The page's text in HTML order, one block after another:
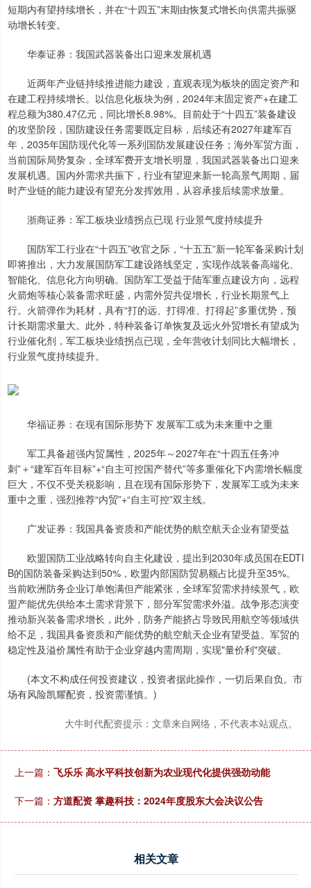
短期内有望持续增长，并在“十四五”末期由恢复式增长向供需共振驱
动增长转变。
华泰证券：我国武器装备出口迎来发展机遇
近两年产业链持续推进能力建设，直观表现为板块的固定资产和
在建工程持续增长。以信息化板块为例，2024年末固定资产+在建工
程总额为380.47亿元，同比增长8.98%。目前处于“十四五”装备建设
的攻坚阶段，国防建设任务需要既定目标，后续还有2027年建军百
年，2035年国防现代化等一系列国防发展建设任务；海外军贸方面，
当前国际局势复杂，全球军费开支增长明显，我国武器装备出口迎来
发展机遇。国内外需求共振下，行业有望迎来新一轮高景气周期，届
时产业链的能力建设有望充分发挥效用，从容承接后续需求放量。
浙商证券：军工板块业绩拐点已现 行业景气度持续提升
国防军工行业在“十四五”收官之际，“十五五”新一轮军备采购计划
即将推出，大力发展国防军工建设路线坚定，实现作战装备高端化、
智能化、信息化方向明确。国防军工受益于陆军重点建设方向，远程
火箭炮等核心装备需求旺盛，内需外贸共促增长，行业长期景气上
行。火箭弹作为耗材，具有“打的远、打得准、打得起”多重优势，预
计长期需求量大。此外，特种装备订单恢复及远火外贸增长有望成为
行业催化剂，军工板块业绩拐点已现，全年营收计划同比大幅增长，
行业景气度持续提升。
华福证券：在现有国际形势下 发展军工或为未来重中之重
军工具备超强内贸属性，2025年～2027年在“十四五任务冲
刺”＋“建军百年目标”+“自主可控国产替代”等多重催化下内需增长幅度
巨大，不仅不受关税影响，且在现有国际形势下，发展军工或为未来
重中之重，强烈推荐“内贸”+“自主可控”双主线。
广发证券：我国具备资质和产能优势的航空航天企业有望受益
欧盟国防工业战略转向自主化建设，提出到2030年成员国在EDTI
B的国防装备采购达到50%，欧盟内部国防贸易额占比提升至35%。
当前欧洲防务企业订单饱满但产能紧张，全球军贸需求持续景气，欧
盟产能优先供给本土需求背景下，部分军贸需求外溢。战争形态演变
推动新兴装备需求增长，此外，防务产能挤占导致民用航空等领域供
给不足，我国具备资质和产能优势的航空航天企业有望受益。军贸的
稳定性及溢价属性有助于企业穿越内需周期，实现"量价利"突破。
(本文不构成任何投资建议，投资者据此操作，一切后果自负。市
场有风险凯耀配资，投资需谨慎。)
大牛时代配资提示：文章来自网络，不代表本站观点。
上一篇： 飞乐乐 高水平科技创新为农业现代化提供强劲动能
下一篇： 方道配资 掌趣科技：2024年度股东大会决议公告
相关文章